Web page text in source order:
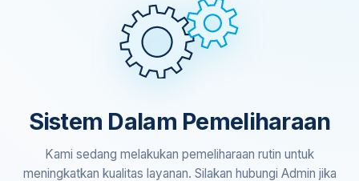
Sistem Dalam Pemeliharaan
Kami sedang melakukan pemeliharaan rutin untuk
meningkatkan kualitas layanan. Silakan hubungi Admin jika